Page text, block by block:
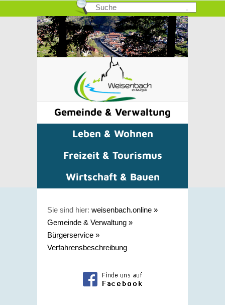
Gemeinde & Verwaltung
Leben & Wohnen
Freizeit & Tourismus
Wirtschaft & Bauen
Sie sind hier: weisenbach.online »
Gemeinde & Verwaltung »
Bürgerservice »
Verfahrensbeschreibung